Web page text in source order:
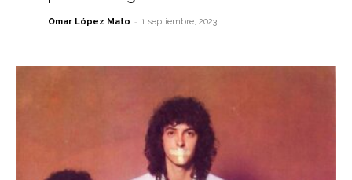
Omar López Mato - 1 septiembre, 2023